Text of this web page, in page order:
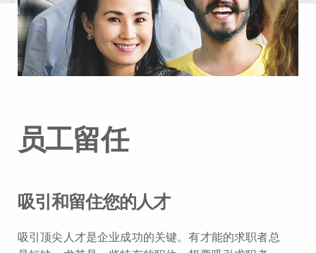
员工留任
吸引和留住您的人才
吸引顶尖人才是企业成功的关键。有才能的求职者总